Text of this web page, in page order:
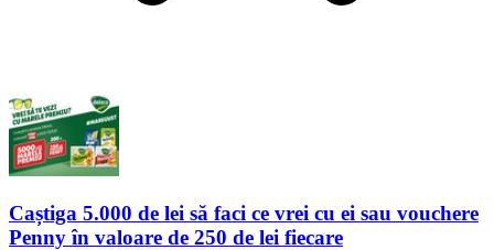
Caștiga 5.000 de lei să faci ce vrei cu ei sau vouchere
Penny în valoare de 250 de lei fiecare